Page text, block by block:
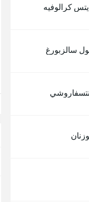
كرالوفيه
سالزبورغ